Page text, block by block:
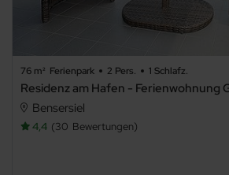
76 m² Ferienpark 2 Pers. 1 Schlafz.
Residenz am Hafen - Ferienwohnung
Bensersiel
4,4 30 Bewertungen